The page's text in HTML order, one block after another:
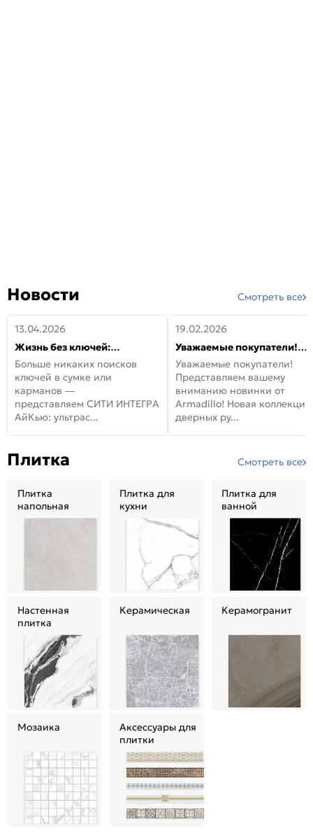
Новости Смотреть все
13.04.2026
Жизнь без ключей:
встречайте новую дверь
СИТИ ИНТЕГРА АйКью!
Больше никаких поисков
ключей в сумке или
карманов —
представляем СИТИ ИНТЕГРА
АйКью: ультрас...
19.02.2026
Уважаемые покупатели!
Представляем вашему
вниманию новинки от
Armadillo!
Уважаемые покупатели!
Представляем вашему
вниманию новинки от
Armadillo! Новая коллекция
дверных ру...
Плитка Смотреть все
Плитка
напольная
Плитка для
кухни
Плитка для
ванной
Настенная
плитка
Керамическая Керамогранит
Мозаика
Аксессуары для
плитки